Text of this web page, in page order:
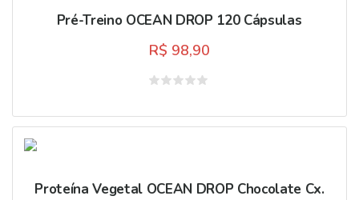
Pré-Treino OCEAN DROP 120 Cápsulas
R$ 98,90
de
5
Proteína Vegetal OCEAN DROP Chocolate Cx.